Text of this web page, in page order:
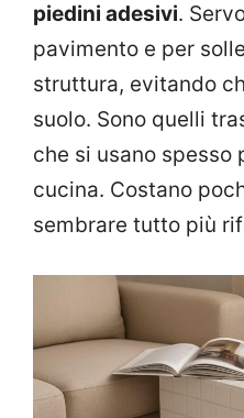
piedini adesivi.
pavimento e per
struttura, evitando
suolo. Sono quelli
che si usano spesso
cucina. Costano
sembrare tutto più